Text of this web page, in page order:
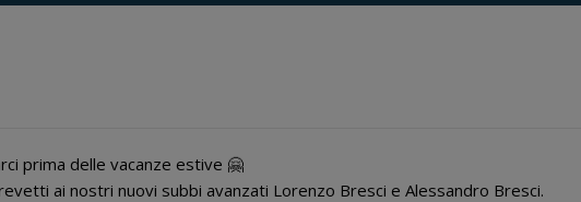
prima delle vacanze estive 🤗
ai nostri nuovi subbi avanzati Lorenzo Bresci e Alessandro Bresci.